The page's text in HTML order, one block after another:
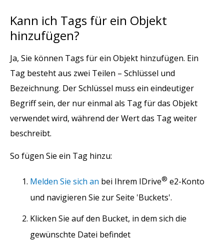
Kann ich Tags für ein Objekt
hinzufügen?
Ja, Sie können Tags für ein Objekt hinzufügen. Ein
Tag besteht aus zwei Teilen – Schlüssel und
Bezeichnung. Der Schlüssel muss ein eindeutiger
Begriff sein, der nur einmal als Tag für das Objekt
verwendet wird, während der Wert das Tag weiter
beschreibt.
So fügen Sie ein Tag hinzu:
Melden Sie sich an bei Ihrem IDrive® e2-Konto
und navigieren Sie zur Seite 'Buckets'.
Klicken Sie auf den Bucket, in dem sich die
gewünschte Datei befindet